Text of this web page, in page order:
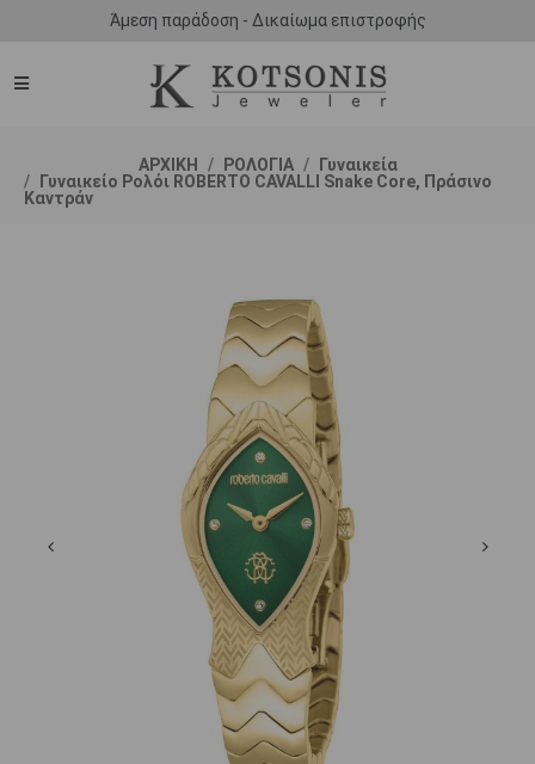
Άμεση παράδοση - Δικαίωμα επιστροφής
ΑΡΧΙΚΗ ΡΟΛΟΓΙΑ
Γυναικεία
Γυναικείο Ρολόι ROBERTO CAVALLI Snake Core, Πράσινο
Καντράν